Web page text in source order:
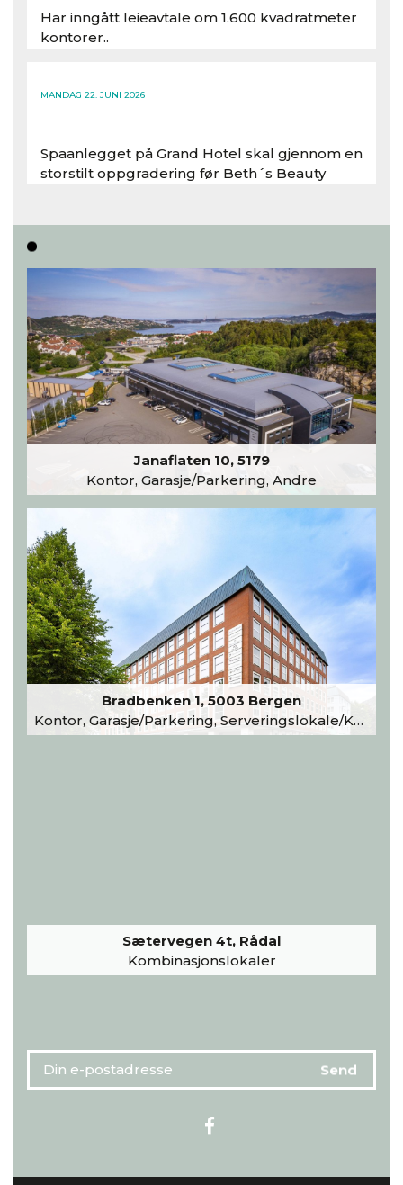
Har inngått leieavtale om 1.600 kvadratmeter
kontorer..
MANDAG 22. JUNI 2026
Spaanlegget på Grand Hotel skal gjennom en
storstilt oppgradering før Beth´s Beauty
Les hele artikkelen
Janaflaten 10, 5179
Kontor, Garasje/Parkering, Andre
Bradbenken 1, 5003 Bergen
Kontor, Garasje/Parkering, Serveringslokale/Kantine, Undervisning/Arrangement
Sætervegen 4t, Rådal
Kombinasjonslokaler